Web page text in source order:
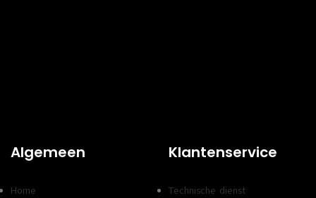
Algemeen
Home
Klantenservice
Technische dienst